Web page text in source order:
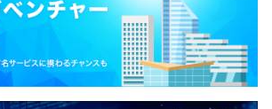
の開発／保守業務や社内の業務改善、
を中心に、
を行う体制作りを心がけています。